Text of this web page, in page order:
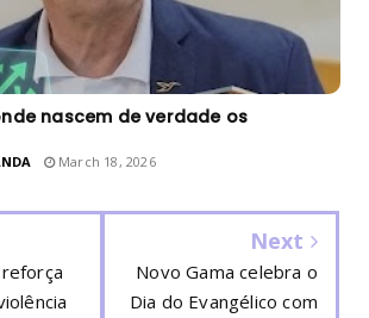
nascem de verdade os
March 18, 2026
Next
Novo Gama celebra o
Dia do Evangélico com